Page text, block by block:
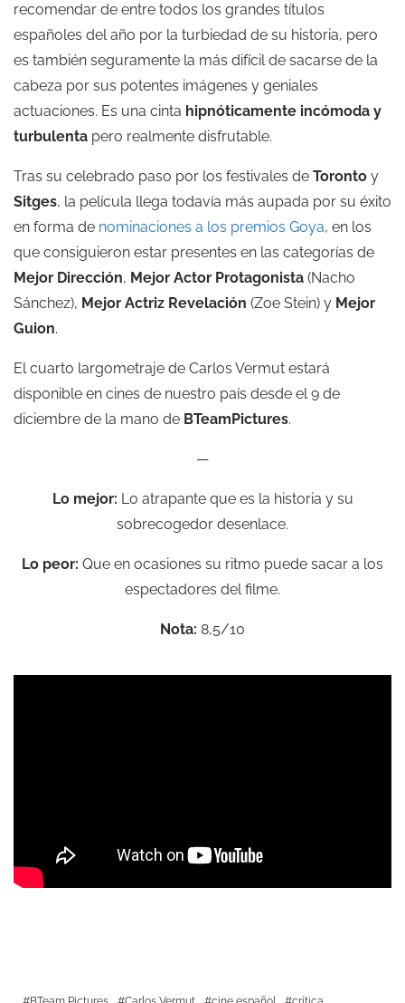
recomendar de entre todos los grandes títulos
españoles del año por la turbiedad de su historia, pero
es también seguramente la más difícil de sacarse de la
cabeza por sus potentes imágenes y geniales
actuaciones. Es una cinta hipnóticamente incómoda y
turbulenta pero realmente disfrutable.
Tras su celebrado paso por los festivales de Toronto y
Sitges, la película llega todavía más aupada por su éxito
en forma de nominaciones a los premios Goya, en los
que consiguieron estar presentes en las categorías de
Mejor Dirección, Mejor Actor Protagonista (Nacho
Sánchez), Mejor Actriz Revelación (Zoe Stein) y Mejor
Guion.
El cuarto largometraje de Carlos Vermut estará
disponible en cines de nuestro país desde el 9 de
diciembre de la mano de BTeamPictures.
—
Lo mejor: Lo atrapante que es la historia y su
sobrecogedor desenlace.
Lo peor: Que en ocasiones su ritmo puede sacar a los
espectadores del filme.
Nota: 8,5/10